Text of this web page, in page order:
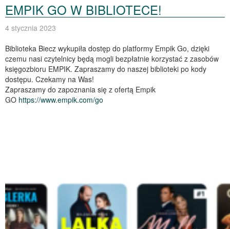
EMPIK GO W BIBLIOTECE!
4 stycznia 2023
Biblioteka Biecz wykupiła dostęp do platformy Empik Go, dzięki
czemu nasi czytelnicy będą mogli bezpłatnie korzystać z zasobów
księgozbioru EMPIK. Zapraszamy do naszej biblioteki po kody
dostępu. Czekamy na Was!
Zapraszamy do zapoznania się z ofertą Empik
GO https://www.empik.com/go